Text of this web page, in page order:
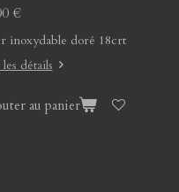
€
inoxydable doré 18crt
détails
au panier